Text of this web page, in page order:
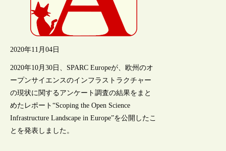
2020年11月04日
2020年10月30日、SPARC Europeが、欧州のオ
ープンサイエンスのインフラストラクチャー
の現状に関するアンケート調査の結果をまと
めたレポート“Scoping the Open Science
Infrastructure Landscape in Europe”を公開したこ
とを発表しました。